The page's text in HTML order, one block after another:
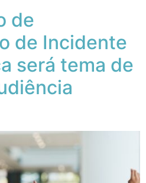
de
de Incidente
será tema de